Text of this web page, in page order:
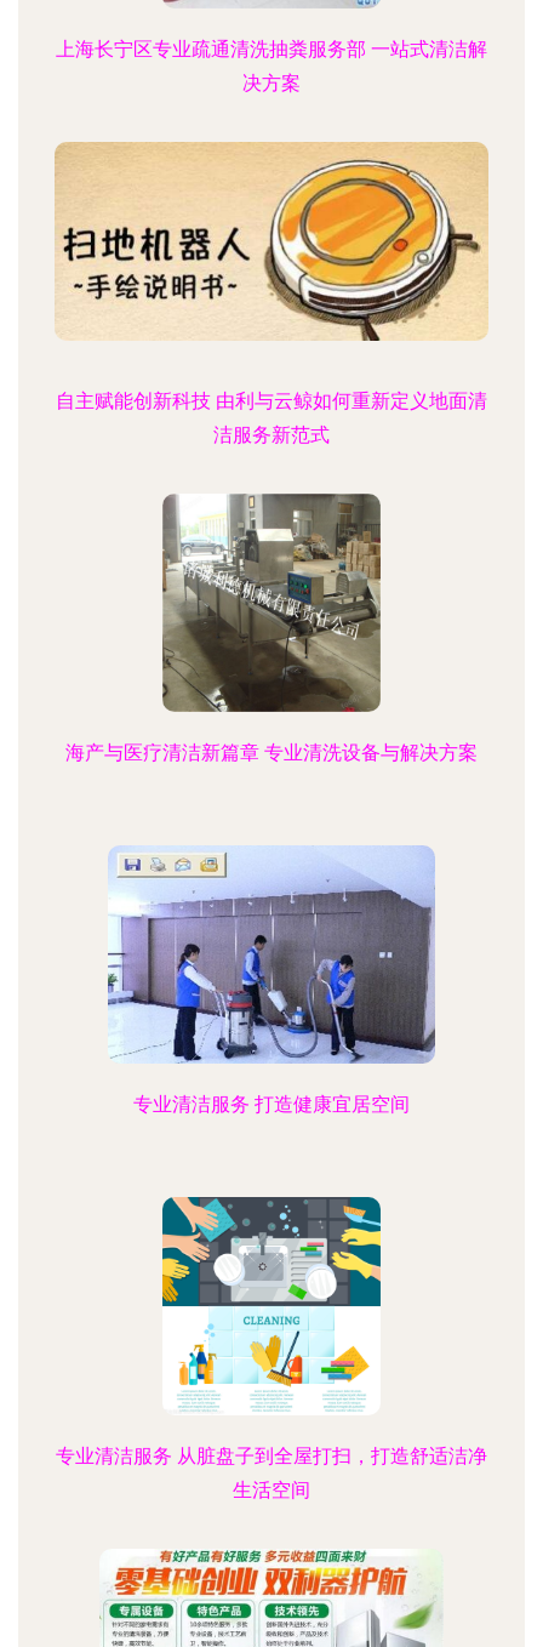
上海长宁区专业疏通清洗抽粪服务部 一站式清洁解
决方案
自主赋能创新科技 由利与云鲸如何重新定义地面清
洁服务新范式
海产与医疗清洁新篇章 专业清洗设备与解决方案
专业清洁服务 打造健康宜居空间
专业清洁服务 从脏盘子到全屋打扫，打造舒适洁净
生活空间